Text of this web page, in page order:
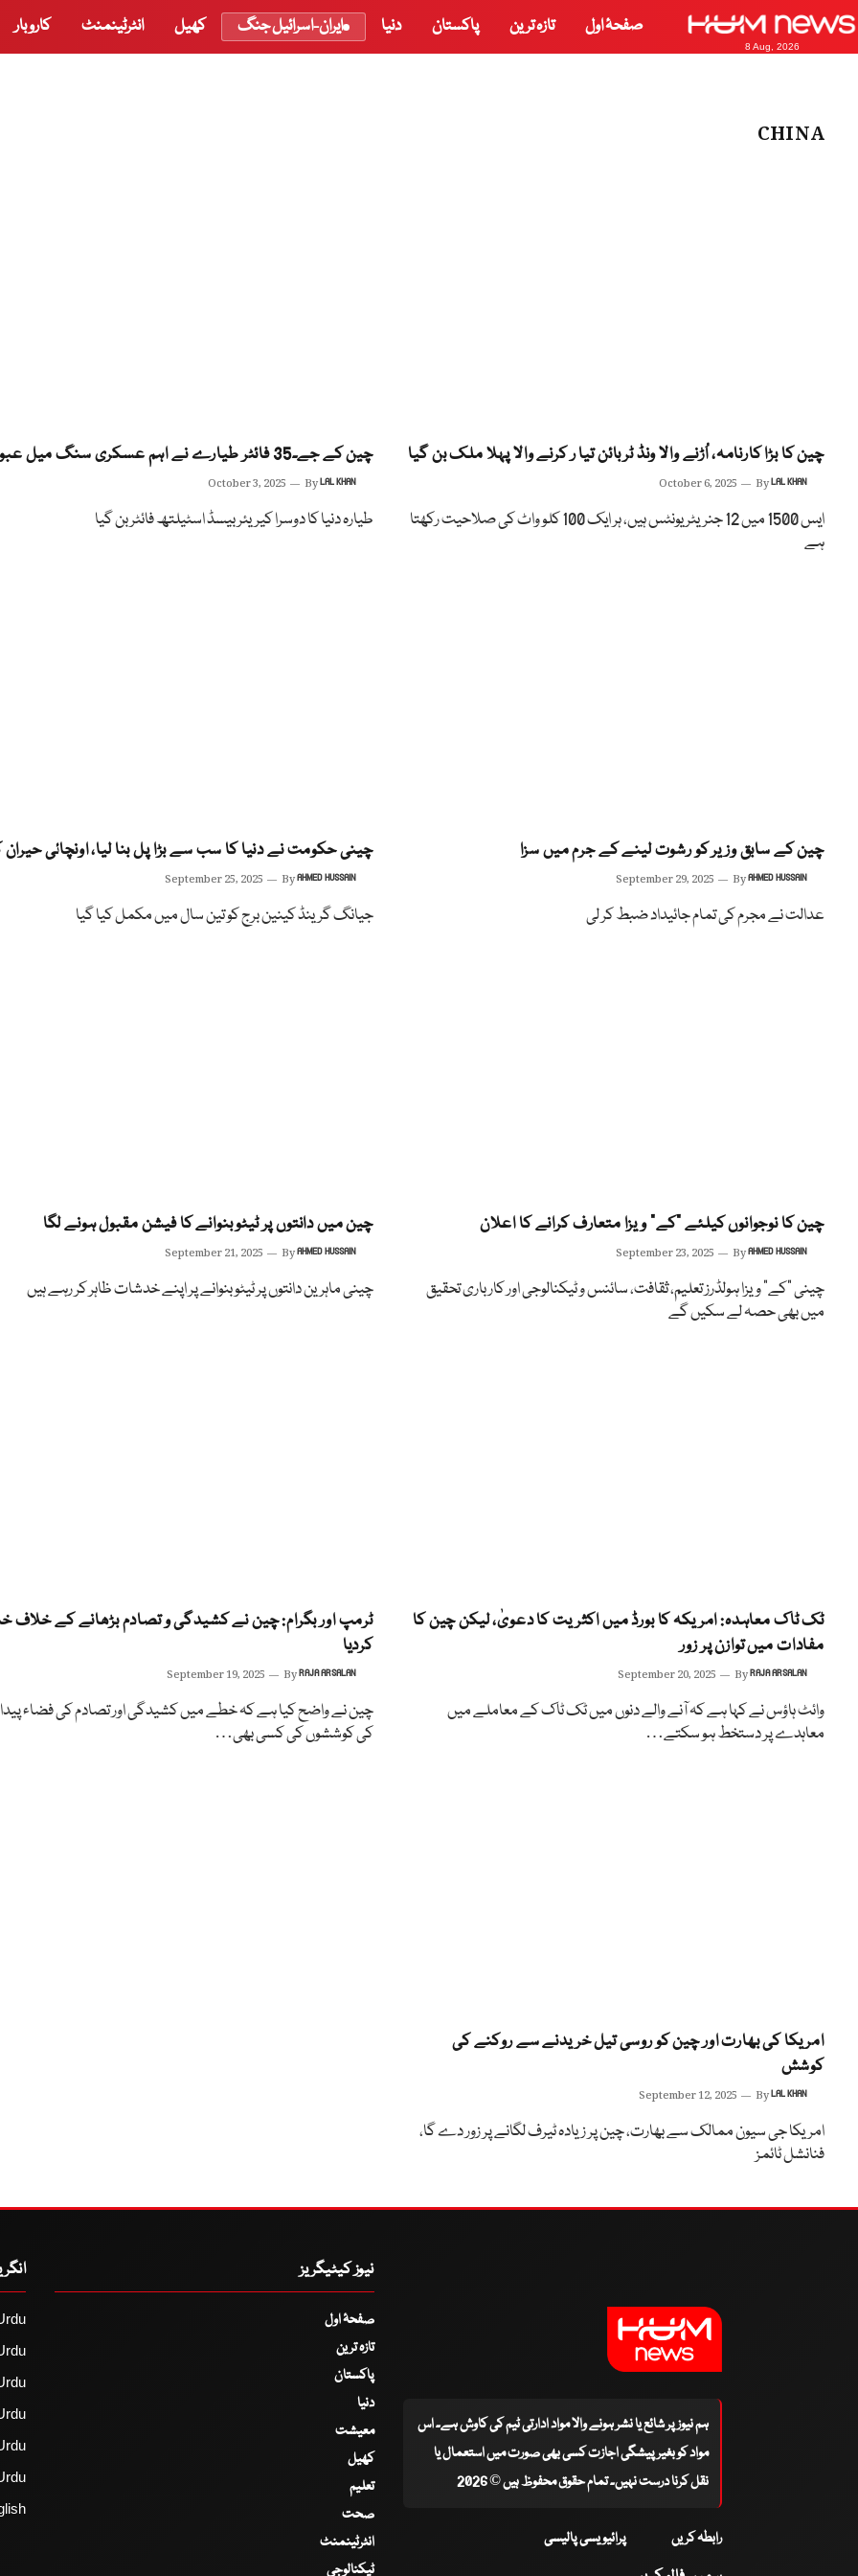
8 Aug, 2026
صفحۂ اول تازہ ترین پاکستان دنیا ایران-اسرائیل جنگ کھیل انٹرٹینمنٹ کاروبار
CHINA
چین کا بڑا کارنامہ، اُڑنے والا ونڈ ٹربائن تیا ر کرنے والا پہلا ملک بن گیا
October 6, 2025 ByLAL KHAN
ایس 1500 میں 12 جنریٹر یونٹس ہیں، ہر ایک 100 کلو واٹ کی صلاحیت رکھتا
ہے
چین کے جے۔35 فائٹر طیارے نے اہم عسکری سنگ میل عبور کر لیا
October 3, 2025 ByLAL KHAN
طیارہ دنیا کا دوسرا کیریئر بیسڈ اسٹیلتھ فائٹر بن گیا
چین کے سابق وزیر کو رشوت لینے کے جرم میں سزا
September 29, 2025 ByAHMED HUSSAIN
عدالت نے مجرم کی تمام جائیداد ضبط کر لی
چینی حکومت نے دنیا کا سب سے بڑا پل بنا لیا، اونچائی
September 25, 2025 ByAHMED HUSSAIN
جیانگ گرینڈ کینین برج کو تین سال میں مکمل کیا گیا
چین کا نوجوانوں کیلئے “کے” ویزا متعارف کرانے کا اعلان
September 23, 2025 ByAHMED HUSSAIN
چینی “کے” ویزا ہولڈرز تعلیم، ثقافت، سائنس و ٹیکنالوجی اور کارباری تحقیق
میں بھی حصہ لے سکیں گے
چین میں دانتوں پر ٹیٹو بنوانے کا فیشن مقبول ہونے لگا
September 21, 2025 ByAHMED HUSSAIN
چینی ماہرین دانتوں پر ٹیٹو بنوانے پر اپنے خدشات ظاہر کر رہے ہیں
ٹک ٹاک معاہدہ: امریکہ کا بورڈ میں اکثریت کا دعویٰ، لیکن چین کا
مفادات میں توازن پر زور
September 20, 2025 ByRAJA ARSALAN
وائٹ ہاؤس نے کہا ہے کہ آنے والے دنوں میں ٹک ٹاک کے معاملے میں
معاہدے پر دستخط ہو سکتے…
ٹرمپ اور بگرام: چین نے کشیدگی و تصادم بڑھانے کے خلاف
کردیا
September 19, 2025 ByRAJA ARSALAN
چین نے واضح کیا ہے کہ خطے میں کشیدگی اور تصادم کی فضاء
کی کوششوں کی کسی بھی…
امریکا کی بھارت اور چین کو روسی تیل خریدنے سے روکنے کی
کوشش
September 12, 2025 ByLAL KHAN
امریکا جی سیون ممالک سے بھارت، چین پر زیادہ ٹیرف لگانے پر زور دے گا،
فنانشل ٹائمز
ہم نیوز پر شائع یا نشر ہونے والا مواد ادارتی ٹیم کی کاوش ہے۔ اس
مواد کو بغیر پیشگی اجازت کسی بھی صورت میں استعمال یا
نقل کرنا درست نہیں۔ تمام حقوق محفوظ ہیں © 2026
رابطہ کریں پرائیویسی پالیسی
نیوز کیٹیگریز
صفحۂ اول
تازہ ترین
پاکستان
دنیا
معیشت
کھیل
تعلیم
صحت
انٹرٹینمنٹ
ٹیکنالوجی